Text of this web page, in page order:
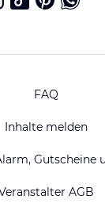
FAQ
Inhalte melden
Gutscheine
AGB